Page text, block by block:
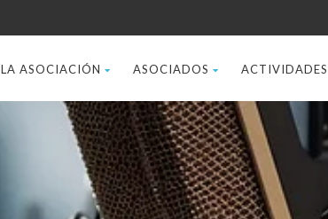
LA ASOCIACIÓN ASOCIADOS ACTIVIDADES